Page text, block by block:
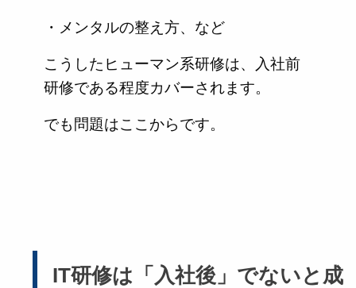
・メンタルの整え方、など
こうしたヒューマン系研修は、入社前
研修である程度カバーされます。
でも問題はここからです。
IT研修は「入社後」でないと成